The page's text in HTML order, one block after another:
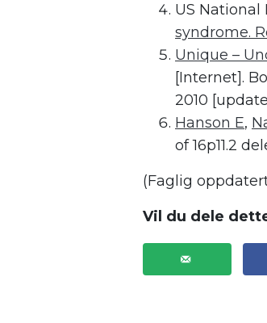
US National
syndrome.
Unique –
[Internet].
2010
Hanson E,
of 16p11.2
(Faglig
Vil du dele